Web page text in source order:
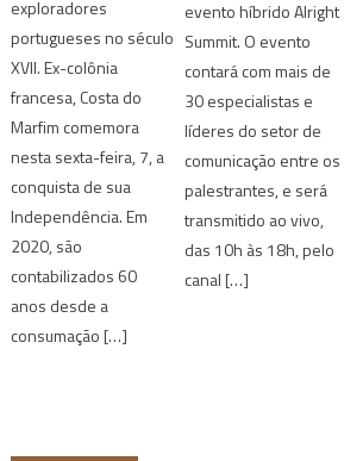
exploradores
portugueses no século
XVII. Ex-colônia
francesa, Costa do
Marfim comemora
nesta sexta-feira, 7, a
conquista de sua
Independência. Em
2020, são
contabilizados 60
anos desde a
consumação […]
evento híbrido Alright
Summit. O evento
contará com mais de
30 especialistas e
líderes do setor de
comunicação entre os
palestrantes, e será
transmitido ao vivo,
das 10h às 18h, pelo
canal […]